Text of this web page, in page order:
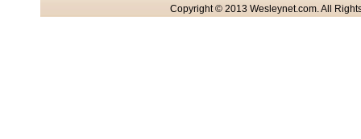
Copyright © 2013 Wesleynet.com. All